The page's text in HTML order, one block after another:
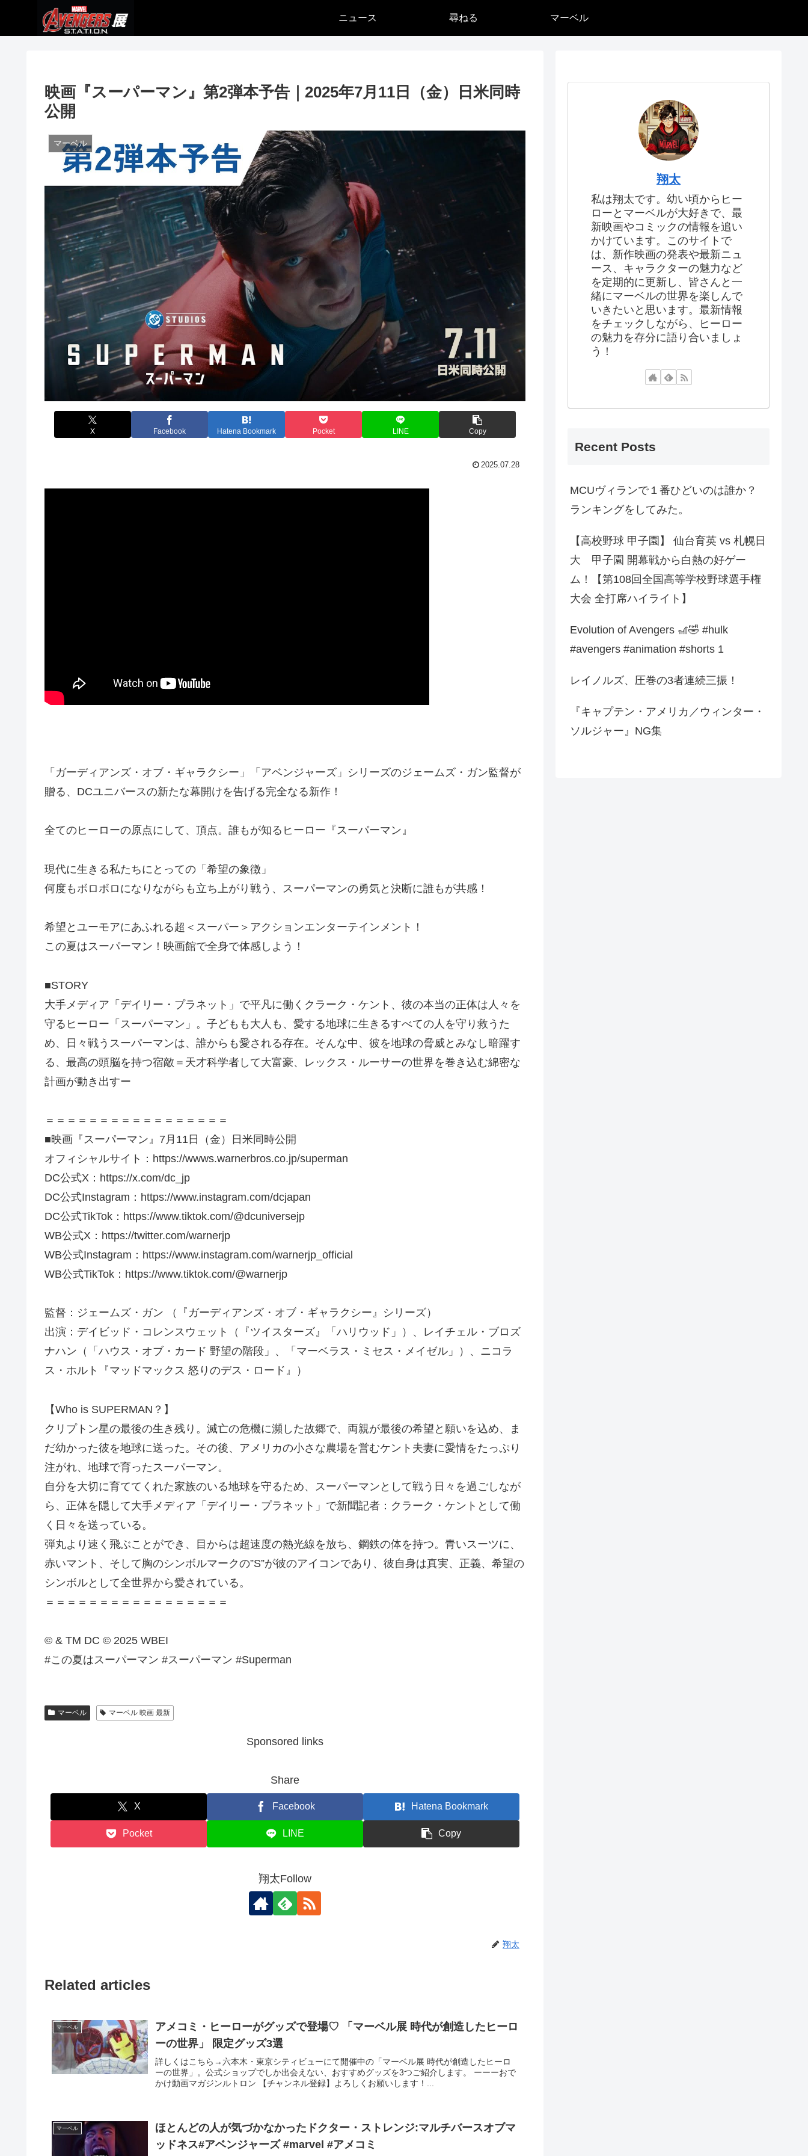
ニュース 尋ねる マーベル
映画『スーパーマン』第2弾本予告｜2025年7月11日（金）日米同時
公開
マーベル
X Facebook Hatena Bookmark Pocket LINE Copy
2025.07.28
「ガーディアンズ・オブ・ギャラクシー」「アベンジャーズ」シリーズのジェームズ・ガン監督が
贈る、​DCユニバースの新たな幕開けを告げる完全なる新作！​
全てのヒーローの原点にして、頂点。誰もが知るヒーロー『スーパーマン』​
現代に生きる私たちにとっての「希望の象徴」​
何度もボロボロになりながらも立ち上がり戦う、スーパーマンの勇気と決断に誰もが共感！​
希望とユーモアにあふれる超＜スーパー＞アクションエンターテインメント！ ​
この夏はスーパーマン！映画館で全身で体感しよう！​
■STORY
大手メディア「デイリー・プラネット」で平凡に働くクラーク・ケント、彼の本当の正体は人々を
守るヒーロー「スーパーマン」。子どもも大人も、愛する地球に生きるすべての人を守り救うた
め、日々戦うスーパーマンは、誰からも愛される存在。そんな中、彼を地球の脅威とみなし暗躍す
る、最高の頭脳を持つ宿敵＝天才科学者して大富豪、レックス・ルーサーの世界を巻き込む綿密な
計画が動き出すー
＝＝＝＝＝＝＝＝＝＝＝＝＝＝＝＝＝
■映画『スーパーマン』7月11日（金）日米同時公開
オフィシャルサイト：https://wwws.warnerbros.co.jp/superman
DC公式X：https://x.com/dc_jp
DC公式Instagram：https://www.instagram.com/dcjapan
DC公式TikTok：https://www.tiktok.com/@dcuniversejp
WB公式X：https://twitter.com/warnerjp
WB公式Instagram：https://www.instagram.com/warnerjp_official
WB公式TikTok：https://www.tiktok.com/@warnerjp
監督：ジェームズ・ガン （『ガーディアンズ・オブ・ギャラクシー』シリーズ）
出演：デイビッド・コレンスウェット（『ツイスターズ』「ハリウッド」）、レイチェル・ブロズ
ナハン（「ハウス・オブ・カード 野望の階段」、「マーベラス・ミセス・メイゼル」）、ニコラ
ス・ホルト『マッドマックス 怒りのデス・ロード』）
【Who is SUPERMAN？】
クリプトン星の最後の生き残り。滅亡の危機に瀕した故郷で、両親が最後の希望と願いを込め、ま
だ幼かった彼を地球に送った。その後、アメリカの小さな農場を営むケント夫妻に愛情をたっぷり
注がれ、地球で育ったスーパーマン。
自分を大切に育ててくれた家族のいる地球を守るため、スーパーマンとして戦う日々を過ごしなが
ら、正体を隠して大手メディア「デイリー・プラネット」で新聞記者：クラーク・ケントとして働
く日々を送っている。
弾丸より速く飛ぶことができ、目からは超速度の熱光線を放ち、鋼鉄の体を持つ。青いスーツに、
赤いマント、そして胸のシンボルマークの”S”が彼のアイコンであり、彼自身は真実、正義、希望の
シンボルとして全世界から愛されている。
＝＝＝＝＝＝＝＝＝＝＝＝＝＝＝＝＝
© & TM DC © 2025 WBEI
#この夏はスーパーマン #スーパーマン #Superman
マーベル マーベル 映画 最新
Sponsored links
Share
X Facebook Hatena Bookmark
Pocket LINE Copy
翔太Follow
翔太
Related articles
マーベル
アメコミ・ヒーローがグッズで登場♡ 「マーベル展 時代が創造したヒーロ
ーの世界」 限定グッズ3選
詳しくはこちら→六本木・東京シティビューにて開催中の「マーベル展 時代が創造したヒーロ
ーの世界」。公式ショップでしか出会えない、おすすめグッズを3つご紹介します。 ーーーおで
かけ動画マガジンルトロン 【チャンネル登録】よろしくお願いします！...
マーベル
ほとんどの人が気づかなかったドクター・ストレンジ:マルチバースオブマ
ッドネス#アベンジャーズ #marvel #アメコミ
翔太
私は翔太です。幼い頃からヒー
ローとマーベルが大好きで、最
新映画やコミックの情報を追い
かけています。このサイトで
は、新作映画の発表や最新ニュ
ース、キャラクターの魅力など
を定期的に更新し、皆さんと一
緒にマーベルの世界を楽しんで
いきたいと思います。最新情報
をチェックしながら、ヒーロー
の魅力を存分に語り合いましょ
う！
Recent Posts
MCUヴィランで１番ひどいのは誰か？
ランキングをしてみた。
【高校野球 甲子園】 仙台育英 vs 札幌日
大 甲子園 開幕戦から白熱の好ゲー
ム！【第108回全国高等学校野球選手権
大会 全打席ハイライト】
Evolution of Avengers 🎢🤣 #hulk
#avengers #animation #shorts 1
レイノルズ、圧巻の3者連続三振！
『キャプテン・アメリカ／ウィンター・
ソルジャー』NG集